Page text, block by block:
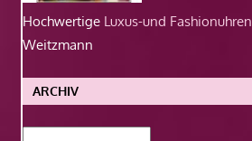
Hochwertige Luxus-und Fashionuhren
Weitzmann
ARCHIV